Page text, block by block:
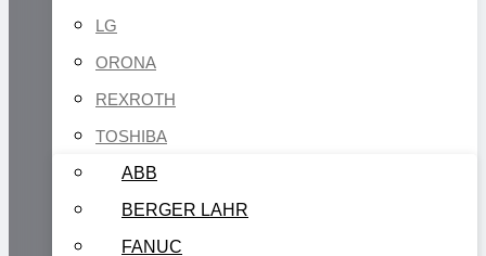
LG
ORONA
REXROTH
TOSHIBA
ABB
BERGER LAHR
FANUC